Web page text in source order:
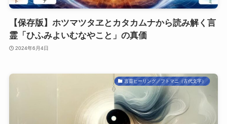
【保存版】ホツマツタヱとカタカムナから読み解く言
霊「ひふみよいむなやこと」の真価
2024年6月4日
言靈ヒーリング／フトマニ（古代文字）